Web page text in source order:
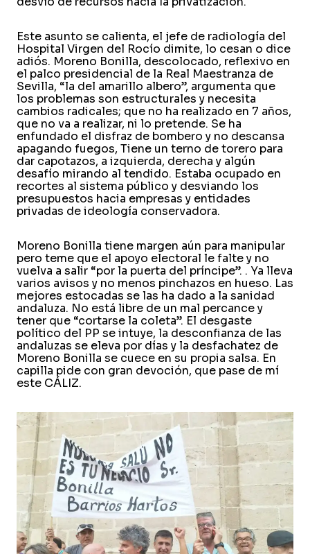
Este asunto se calienta, el jefe de radiología del
Hospital Virgen del Rocío dimite, lo cesan o dice
adiós. Moreno Bonilla, descolocado, reflexivo en
el palco presidencial de la Real Maestranza de
Sevilla, “la del amarillo albero”, argumenta que
los problemas son estructurales y necesita
cambios radicales; que no ha realizado en 7 años,
que no va a realizar, ni lo pretende. Se ha
enfundado el disfraz de bombero y no descansa
apagando fuegos, Tiene un terno de torero para
dar capotazos, a izquierda, derecha y algún
desafío mirando al tendido. Estaba ocupado en
recortes al sistema público y desviando los
presupuestos hacia empresas y entidades
privadas de ideología conservadora.
Moreno Bonilla tiene margen aún para manipular
pero teme que el apoyo electoral le falte y no
vuelva a salir “por la puerta del príncipe”. . Ya lleva
varios avisos y no menos pinchazos en hueso. Las
mejores estocadas se las ha dado a la sanidad
andaluza. No está libre de un mal percance y
tener que “cortarse la coleta”. El desgaste
político del PP se intuye, la desconfianza de las
andaluzas se eleva por días y la desfachatez de
Moreno Bonilla se cuece en su propia salsa. En
capilla pide con gran devoción, que pase de mí
este CÁLIZ.